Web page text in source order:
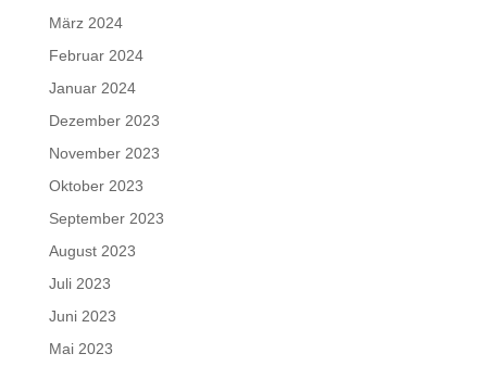
März 2024
Februar 2024
Januar 2024
Dezember 2023
November 2023
Oktober 2023
September 2023
August 2023
Juli 2023
Juni 2023
Mai 2023